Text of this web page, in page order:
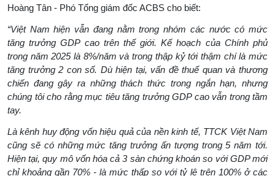
Hoàng Tân - Phó Tổng giám đốc ACBS cho biết:
“Việt Nam hiện vẫn đang nằm trong nhóm các nước có mức
tăng trưởng GDP cao trên thế giới. Kế hoạch của Chính phủ
trong năm 2025 là 8%/năm và trong thập kỷ tới thậm chí là mức
tăng trưởng 2 con số. Dù hiện tại, vấn đề thuế quan và thương
chiến đang gây ra những thách thức trong ngắn hạn, nhưng
chúng tôi cho rằng mục tiêu tăng trưởng GDP cao vẫn trong tầm
tay.
Là kênh huy động vốn hiệu quả của nền kinh tế, TTCK Việt Nam
cũng sẽ có những mức tăng trưởng ấn tượng trong 5 năm tới.
Hiện tại, quy mô vốn hóa cả 3 sàn chứng khoán so với GDP mới
chỉ khoảng gần 70% - là mức thấp so với tỷ lệ trên 100% ở các